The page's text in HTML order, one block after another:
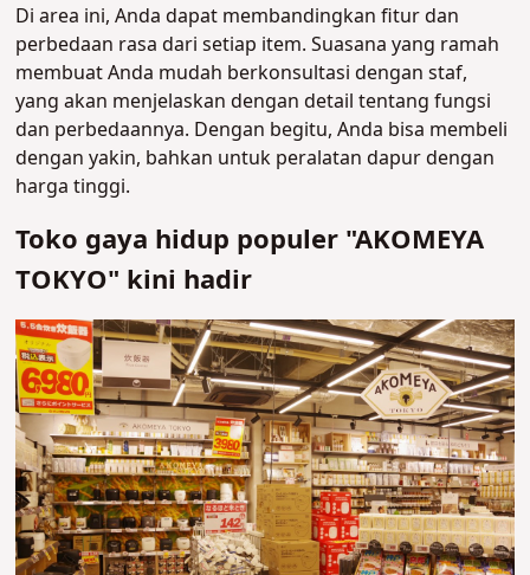
Di area ini, Anda dapat membandingkan fitur dan
perbedaan rasa dari setiap item. Suasana yang ramah
membuat Anda mudah berkonsultasi dengan staf,
yang akan menjelaskan dengan detail tentang fungsi
dan perbedaannya. Dengan begitu, Anda bisa membeli
dengan yakin, bahkan untuk peralatan dapur dengan
harga tinggi.
Toko gaya hidup populer "AKOMEYA
TOKYO" kini hadir